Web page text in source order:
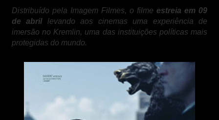
Distribuído pela Imagem Filmes, o filme estreia em 09
de abrillevando aos cinemas uma experiência de
imersão no Kremlin, uma das instituições políticas mais
protegidas do mundo.